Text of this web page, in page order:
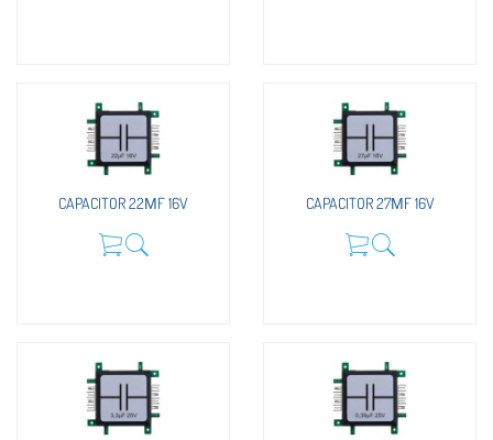
CAPACITOR 22ΜF 16V CAPACITOR 27ΜF 16V